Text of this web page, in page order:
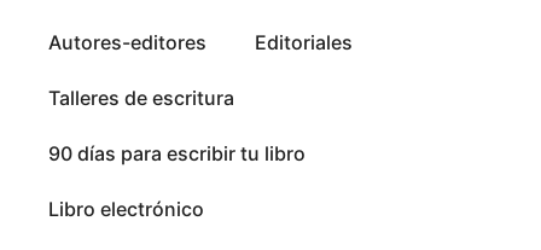
Autores-editores Editoriales
Talleres de escritura
90 días para escribir tu libro
Libro electrónico